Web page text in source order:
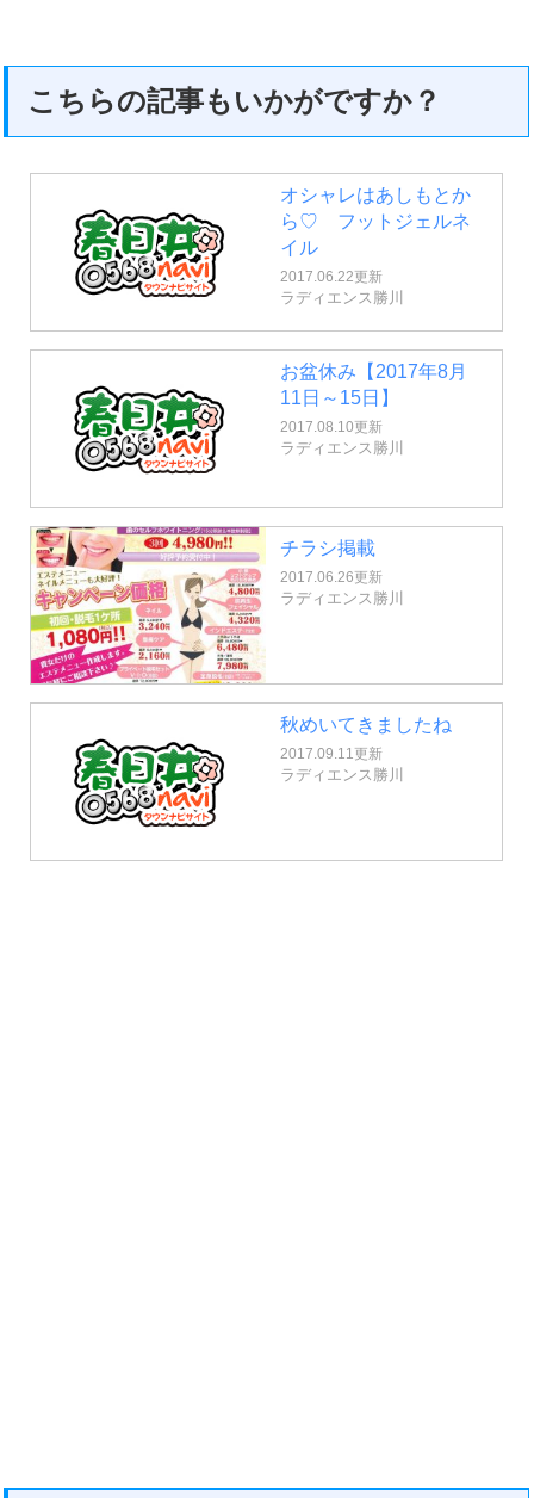
こちらの記事もいかがですか？
オシャレはあしもとか
ら♡ フットジェルネ
イル
2017.06.22更新
ラディエンス勝川
お盆休み【2017年8月
11日～15日】
2017.08.10更新
ラディエンス勝川
チラシ掲載
2017.06.26更新
ラディエンス勝川
秋めいてきましたね
2017.09.11更新
ラディエンス勝川